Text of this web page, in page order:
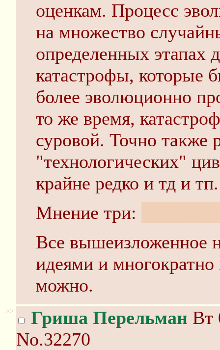
оценкам. Процесс
на множество
определенных этапах
катастрофы, которые
более эволюционно
то же время,
суровой. Точно также
"технологических"
крайне редко и тд и тп.
Мнение три:
Все вышеизложенное
идеями и многократно
можно.
>> Гриша Перельман Вт
No.32270